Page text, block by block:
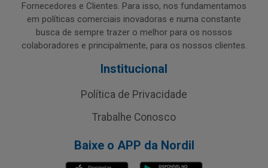
Fornecedores e Clientes. Para isso, nos fundamentamos
em políticas comerciais inovadoras e numa constante
busca de sempre trazer o melhor para os nossos
colaboradores e principalmente, para os nossos clientes.
Institucional
Política de Privacidade
Trabalhe Conosco
Baixe o APP da Nordil